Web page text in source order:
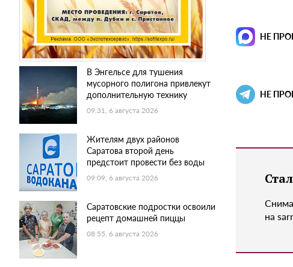
В Энгельсе для тушения
мусорного полигона привлекут
дополнительную технику
09:31, 6 августа 2026
Жителям двух районов
Саратова второй день
предстоит провести без воды
09:09, 6 августа 2026
Саратовские подростки освоили
рецепт домашней пиццы
08:55, 6 августа 2026
НЕ
НЕ
на